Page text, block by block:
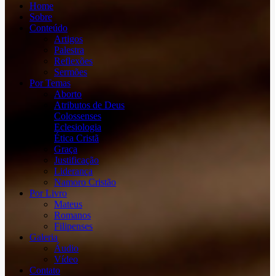
Home
Sobre
Conteúdo
Artigos
Palestra
Reflexões
Sermões
Por Temas
Aborto
Atributos de Deus
Colossenses
Eclesiologia
Ética Cristã
Graça
Justificação
Liderança
Namoro Cristão
Por Livro
Mateus
Romanos
Filipenses
Galeria
Áudio
Vídeo
Contato